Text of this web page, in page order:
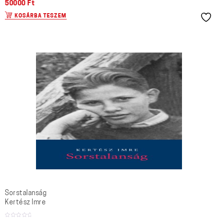
50000 Ft
KOSÁRBA TESZEM
Sorstalanság
Kertész Imre